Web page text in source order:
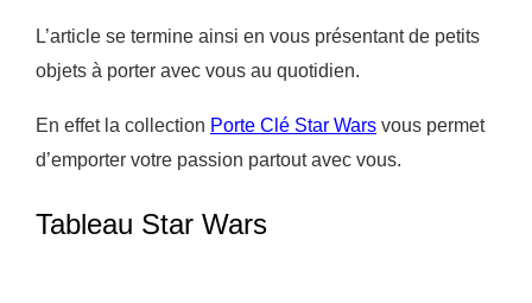
L’article se termine ainsi en vous présentant de petits
objets à porter avec vous au quotidien.
En effet la collection Porte Clé Star Wars vous permet
d’emporter votre passion partout avec vous.
Tableau Star Wars